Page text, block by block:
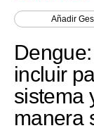
Economía
Mercados
Perú
Añadir
incluir
sistema
manera